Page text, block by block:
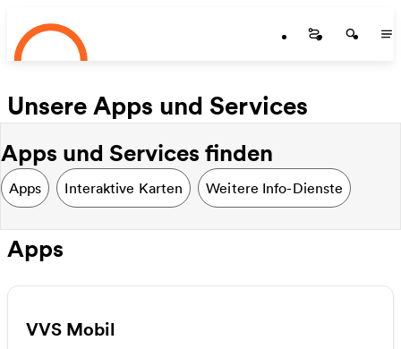
Zum Hauptinhalt springen
Startseite
Unsere Apps und Services
Apps und Services finden
Apps Interaktive Karten Weitere Info-Dienste
Apps
VVS Mobil